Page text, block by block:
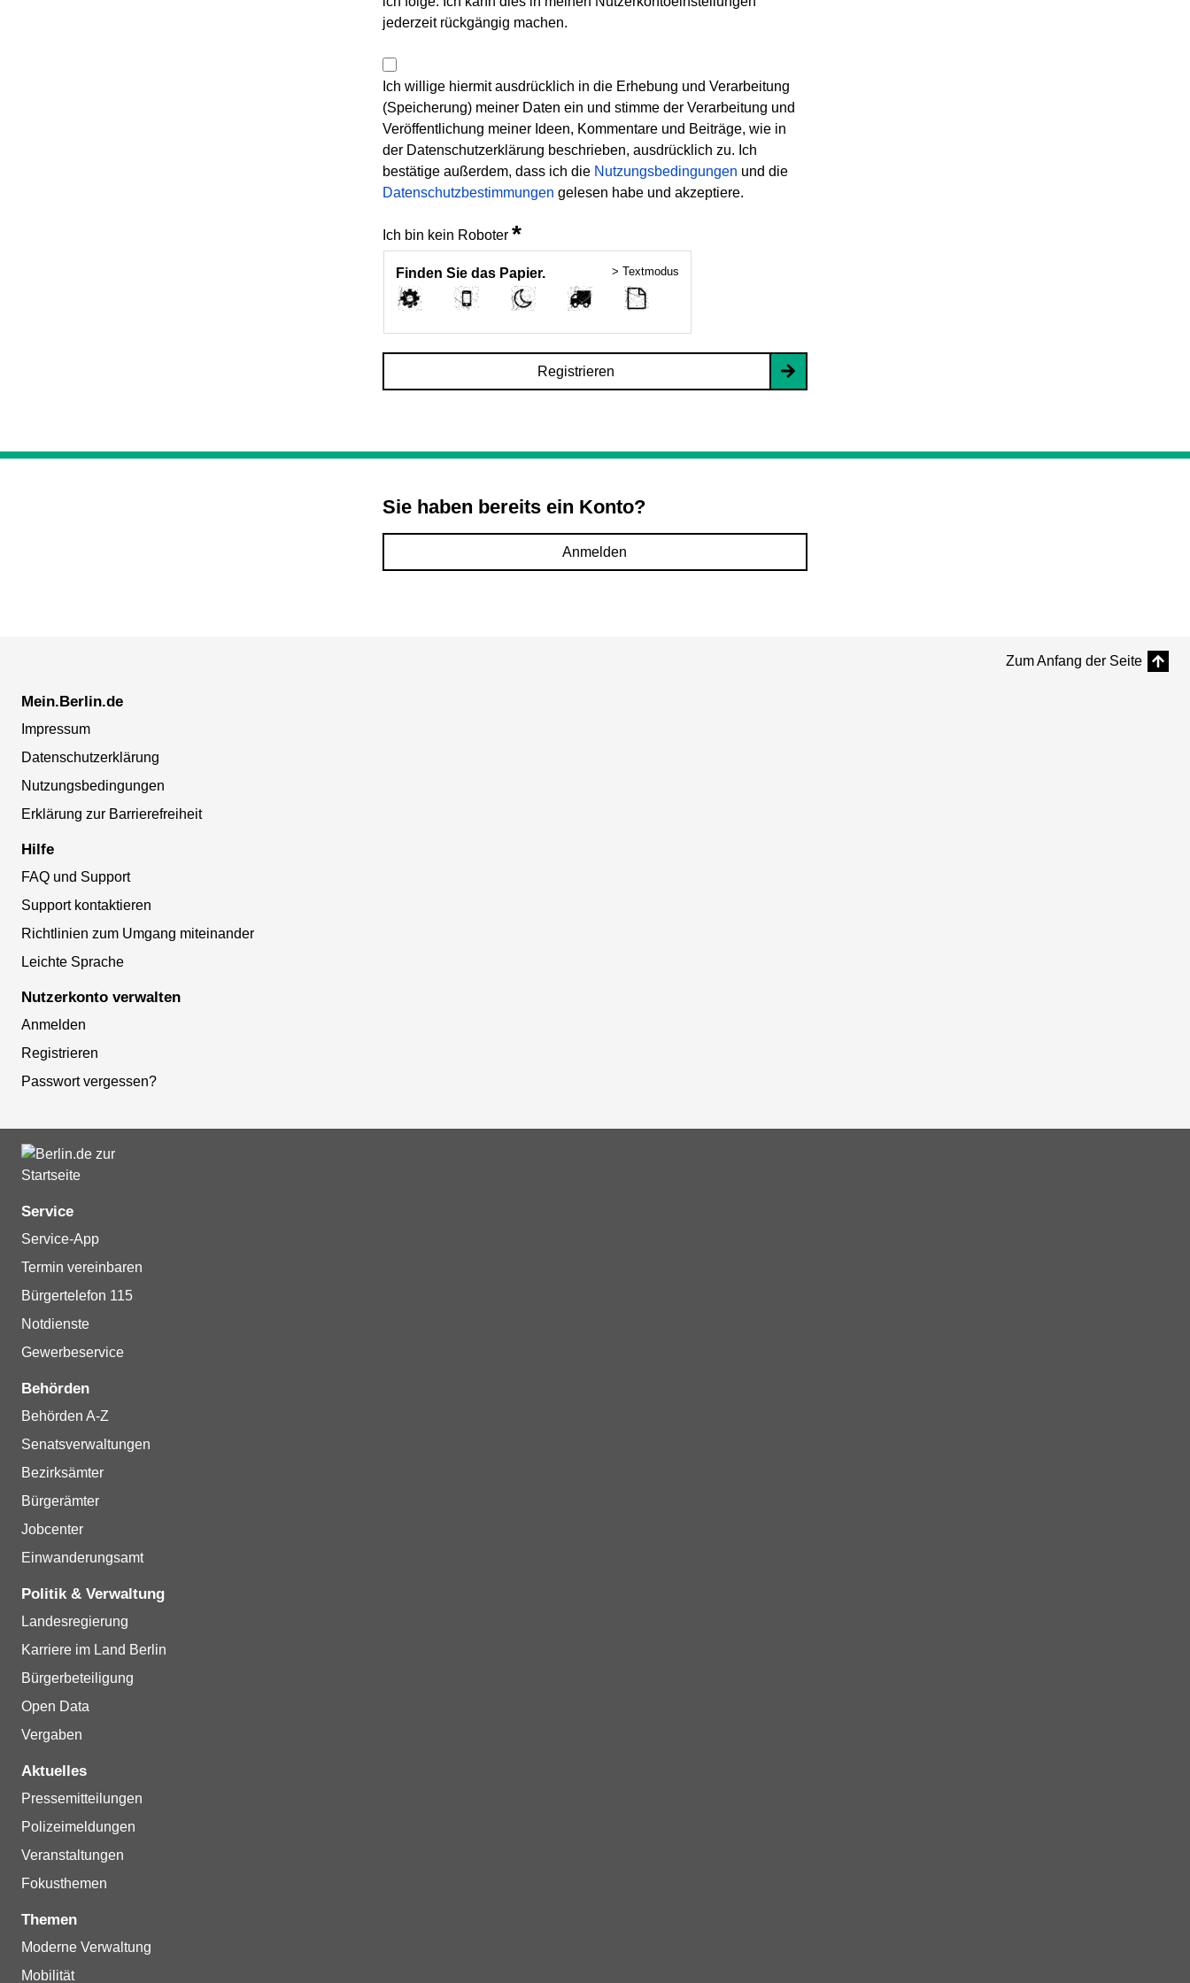
jederzeit rückgängig machen.
Ich willige hiermit ausdrücklich in die Erhebung und Verarbeitung
(Speicherung) meiner Daten ein und stimme der Verarbeitung und
Veröffentlichung meiner Ideen, Kommentare und Beiträge, wie in
der Datenschutzerklärung beschrieben, ausdrücklich zu. Ich
bestätige außerdem, dass ich die Nutzungsbedingungen und die
Datenschutzbestimmungen gelesen habe und akzeptiere.
Ich bin kein Roboter *
Finden Sie das Papier. > Textmodus
Registrieren
Sie haben bereits ein Konto?
Anmelden
Zum Anfang der Seite
Mein.Berlin.de
Impressum
Datenschutzerklärung
Nutzungsbedingungen
Erklärung zur Barrierefreiheit
Hilfe
FAQ und Support
Support kontaktieren
Richtlinien zum Umgang miteinander
Leichte Sprache
Nutzerkonto verwalten
Anmelden
Registrieren
Passwort vergessen?
Service
Service-App
Termin vereinbaren
Bürgertelefon 115
Notdienste
Gewerbeservice
Behörden
Behörden A-Z
Senatsverwaltungen
Bezirksämter
Bürgerämter
Jobcenter
Einwanderungsamt
Politik & Verwaltung
Landesregierung
Karriere im Land Berlin
Bürgerbeteiligung
Open Data
Vergaben
Aktuelles
Pressemitteilungen
Polizeimeldungen
Veranstaltungen
Fokusthemen
Themen
Moderne Verwaltung
Mobilität